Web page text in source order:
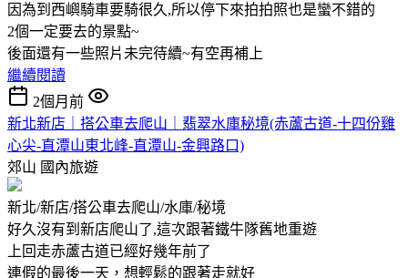
因為到西嶼騎車要騎很久,所以停下來拍拍照也是蠻不錯的
2個一定要去的景點~
後面還有一些照片未完待續~有空再補上
繼續閱讀
2個月前
新北新店｜搭公車去爬山｜翡翠水庫秘境(赤蘆古道-十四份雞
心尖-直潭山東北峰-直潭山-金興路口)
郊山 國內旅遊
新北/新店/搭公車去爬山/水庫/秘境
好久沒有到新店爬山了,這次跟著鐵牛隊舊地重遊
上回走赤蘆古道已經好幾年前了
連假的最後一天，想輕鬆的跟著走就好